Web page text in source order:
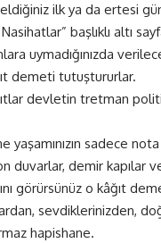
ilk ya da ertesi
başlıklı altı
uymadığınızda
demeti tutuştururlar.
devletin tretman
yaşamınızın sadece
duvarlar, demir kapılar
görürsünüz o kâğıt
sevdiklerinizden,
hapishane.